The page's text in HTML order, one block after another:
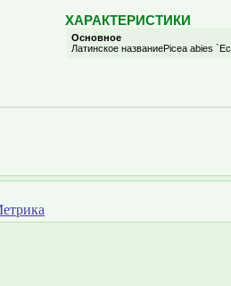
ХАРАКТЕРИСТИКИ
Основное
Латинское названиеPicea abies